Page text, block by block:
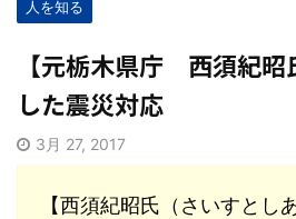
人を知る
【元栃木県庁 西須紀昭
した震災対応
3月 27, 2017
【西須紀昭氏（さいすとし